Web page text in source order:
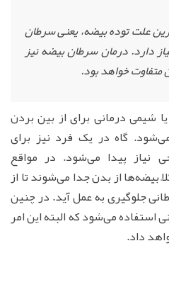
علت توده بیضه، یعنی سرطان
دارد. درمان سرطان بیضه نیز
خواهد بود.
شیمی درمانی برای از بین بردن
گاه در یک فرد نیز برای
نیاز پیدا می‌شود. در مواقع
بیضه‌ها از بدن جدا می‌شوند تا از
جلوگیری به عمل آید. در چنین
استفاده می‌شود که البته این امر
داد.